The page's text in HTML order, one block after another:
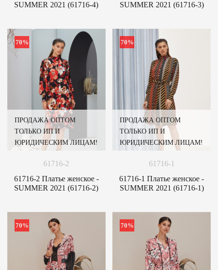
SUMMER 2021 (61716-4)
SUMMER 2021 (61716-3)
70%
ПРОДАЖА ОПТОМ
ТОЛЬКО ИП И
ЮРИДИЧЕСКИМ ЛИЦАМ!
61716-2
61716-2 Платье женское -
SUMMER 2021 (61716-2)
70%
ПРОДАЖА ОПТОМ
ТОЛЬКО ИП И
ЮРИДИЧЕСКИМ ЛИЦАМ!
61716-1
61716-1 Платье женское -
SUMMER 2021 (61716-1)
70% 70%